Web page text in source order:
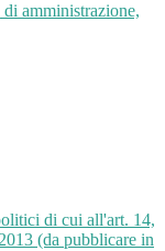
amministrazione,
di cui all'art. 14,
(da pubblicare in